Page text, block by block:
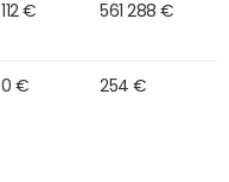
112 € 561 288 €
0 € 254 €